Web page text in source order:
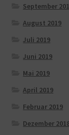
September
August 2019
Juli 2019
Juni 2019
Mai 2019
April 2019
Februar 2019
Dezember